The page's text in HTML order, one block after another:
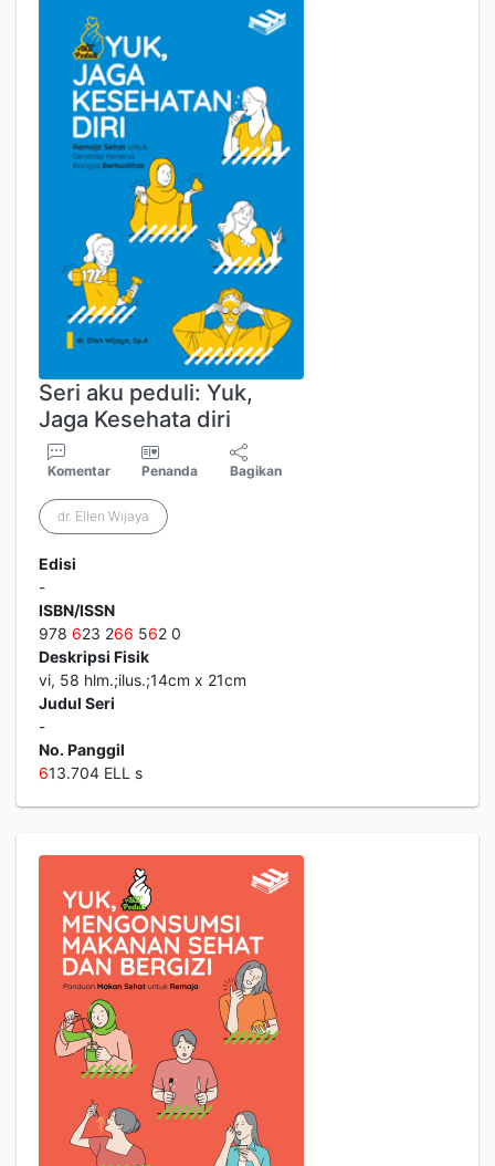
Seri aku peduli: Yuk,
Jaga Kesehata diri
Komentar Penanda Bagikan
dr. Ellen Wijaya
Edisi
-
ISBN/ISSN
978 623 266 562 0
Deskripsi Fisik
vi, 58 hlm.;ilus.;14cm x 21cm
Judul Seri
-
No. Panggil
613.704 ELL s